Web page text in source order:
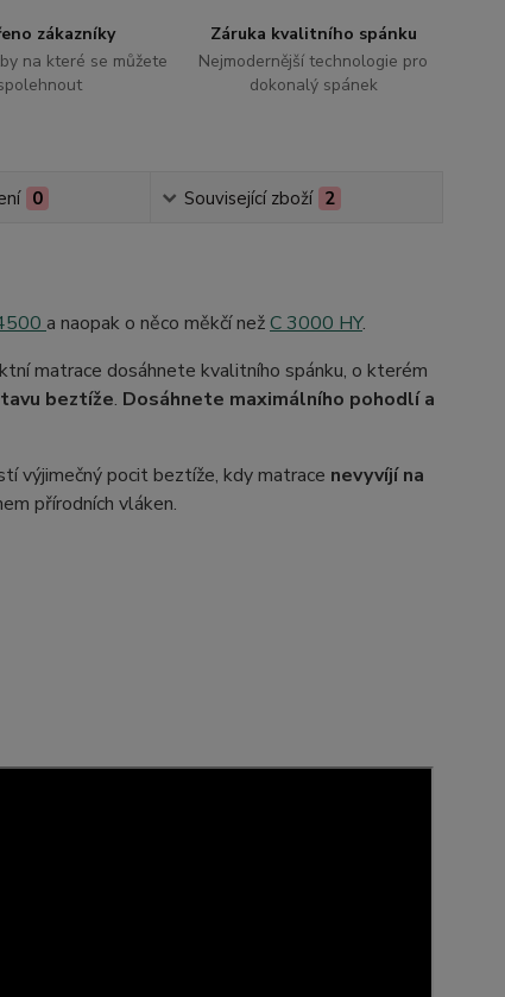
zákazníky
na které se můžete
Záruka kvalitního spánku
Nejmodernější technologie pro
dokonalý spánek
0 Související zboží 2
a naopak o něco měkčí nežC 3000 HY.
matrace dosáhnete kvalitního spánku, o kterém
beztíže. Dosáhnete maximálního pohodlí a
výjimečný pocit beztíže, kdy matrace nevyvíjí na
přírodních vláken.